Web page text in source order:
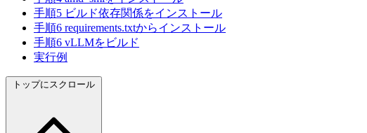
手順5 ビルド依存関係をインストール
手順6 requirements.txtからインストール
手順6 vLLMをビルド
実行例
トップにスクロール